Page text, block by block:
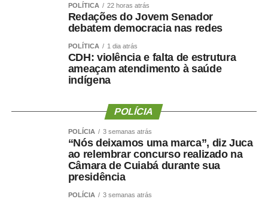
diretamente da página principal do Tribunal de
A Resolução n. 10/2013/TP regulamenta as matérias
cabíveis de interposição durante o plantão judiciário. São
elas: habeas corpus e mandados de segurança em que
jurisdicional do magistrado plantonista; medida liminar
em dissídio coletivo de greve; comunicações de prisão
em flagrante e a apreciação dos pedidos de concessão
de liberdade provisória; em caso de justificada urgência,
de representação da autoridade policial ou do Ministério
Público visando à decretação de prisão preventiva ou
temporária; pedidos de busca e apreensão de pessoas,
POLÍTICA 22 horas atrás
Redações do Jovem Senador
debatem democracia nas redes
POLÍTICA 1 dia atrás
CDH: violência e falta de estrutura
ameaçam atendimento à saúde
indígena
POLÍCIA
POLÍCIA 3 semanas atrás
“Nós deixamos uma marca”, diz Juca
ao relembrar concurso realizado na
Câmara de Cuiabá durante sua
presidência
POLÍCIA 3 semanas atrás